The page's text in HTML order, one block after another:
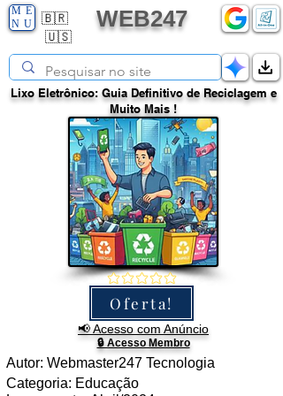
🇧🇷
🇺🇸
ME
NU
WEB247
Lixo Eletrônico: Guia Definitivo de Reciclagem e
Muito Mais !
Oferta!
📢Acesso com Anúncio
🔒 Acesso Membro
Autor: Webmaster247 Tecnologia
Categoria: Educação